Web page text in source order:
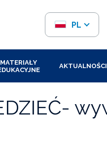
PL
EN
MATERIAŁY
AKTUALNOŚCI